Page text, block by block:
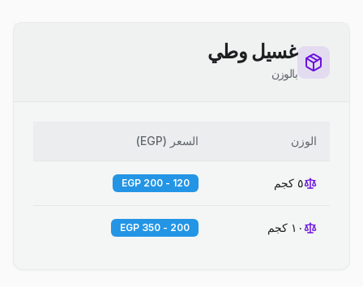
غسيل وطي
بالوزن
الوزن السعر (
EGP
)
٥ كجم 120 - 200 EGP
١٠ كجم 200 - 350 EGP